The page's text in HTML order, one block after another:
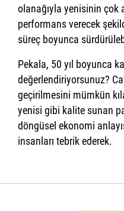
olanağıyla yenisinin çok
performans verecek
süreç boyunca
Pekala, 50 yıl boyunca
değerlendiriyorsunuz?
geçirilmesini mümkün
yenisi gibi kalite sunan
döngüsel ekonomi
insanları tebrik ederek.